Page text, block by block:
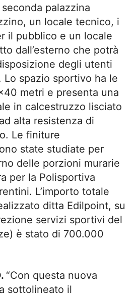
palazzina
un locale tecnico, i
il pubblico e un locale
dall’esterno che potrà
degli utenti
Lo spazio sportivo ha le
metri e presenta una
in calcestruzzo lisciato
alta resistenza di
Le finiture
state studiate per
delle porzioni murarie
per la Polisportiva
L’importo totale
ditta Edilpoint, su
servizi sportivi del
è stato di 700.000
“Con questa nuova
sottolineato il